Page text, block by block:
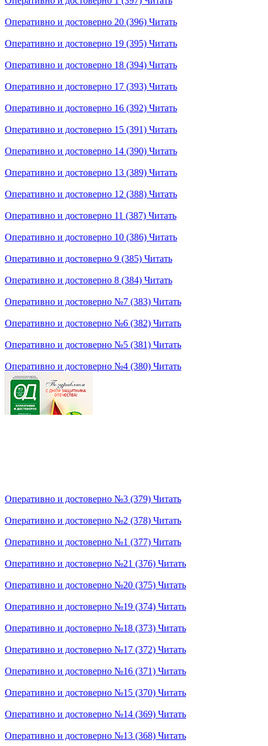
Оперативно и достоверно 20 (396) Читать
Оперативно и достоверно 19 (395) Читать
Оперативно и достоверно 18 (394) Читать
Оперативно и достоверно 17 (393) Читать
Оперативно и достоверно 16 (392) Читать
Оперативно и достоверно 15 (391) Читать
Оперативно и достоверно 14 (390) Читать
Оперативно и достоверно 13 (389) Читать
Оперативно и достоверно 12 (388) Читать
Оперативно и достоверно 11 (387) Читать
Оперативно и достоверно 10 (386) Читать
Оперативно и достоверно 9 (385) Читать
Оперативно и достоверно 8 (384) Читать
Оперативно и достоверно №7 (383) Читать
Оперативно и достоверно №6 (382) Читать
Оперативно и достоверно №5 (381) Читать
Оперативно и достоверно №4 (380) Читать
Оперативно и достоверно №3 (379) Читать
Оперативно и достоверно №2 (378) Читать
Оперативно и достоверно №1 (377) Читать
Оперативно и достоверно №21 (376) Читать
Оперативно и достоверно №20 (375) Читать
Оперативно и достоверно №19 (374) Читать
Оперативно и достоверно №18 (373) Читать
Оперативно и достоверно №17 (372) Читать
Оперативно и достоверно №16 (371) Читать
Оперативно и достоверно №15 (370) Читать
Оперативно и достоверно №14 (369) Читать
Оперативно и достоверно №13 (368) Читать